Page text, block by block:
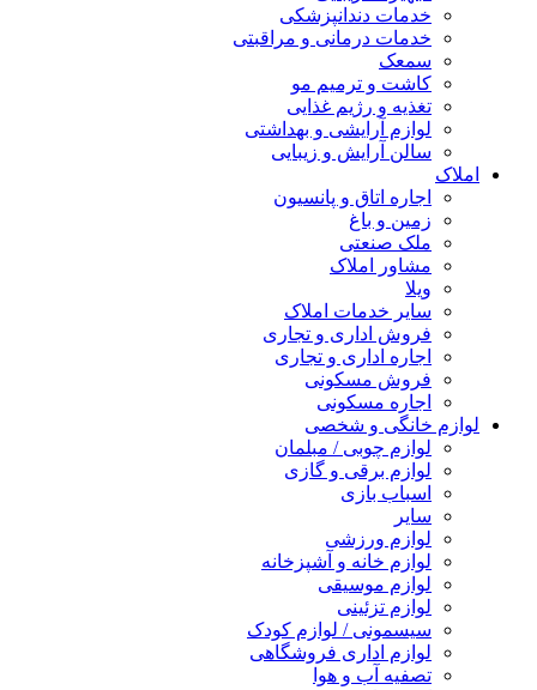
خدمات دندانپزشکی
خدمات درمانی و مراقبتی
سمعک
کاشت و ترمیم مو
تغذیه و رژیم غذایی
لوازم آرایشی و بهداشتی
سالن آرایش و زیبایی
املاک
اجاره اتاق و پانسیون
زمین و باغ
ملک صنعتی
مشاور املاک
ویلا
سایر خدمات املاک
فروش اداری و تجاری
اجاره اداری و تجاری
فروش مسکونی
اجاره مسکونی
لوازم خانگی و شخصی
لوازم چوبی / مبلمان
لوازم برقی و گازی
اسباب بازی
سایر
لوازم ورزشی
لوازم خانه و آشپزخانه
لوازم موسیقی
لوازم تزئینی
سیسمونی / لوازم کودک
لوازم اداری فروشگاهی
تصفیه آب و هوا